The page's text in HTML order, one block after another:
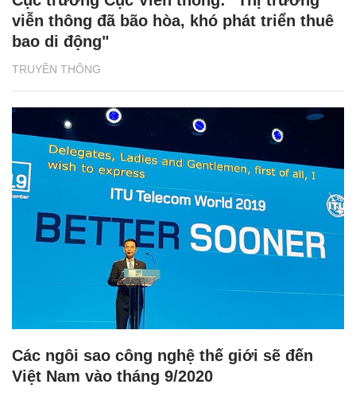
TRUYỀN THÔNG
viễn thông đã bão hòa, khó phát triển thuê
bao di động"
Các ngôi sao công nghệ thế giới sẽ đến
Việt Nam vào tháng 9/2020